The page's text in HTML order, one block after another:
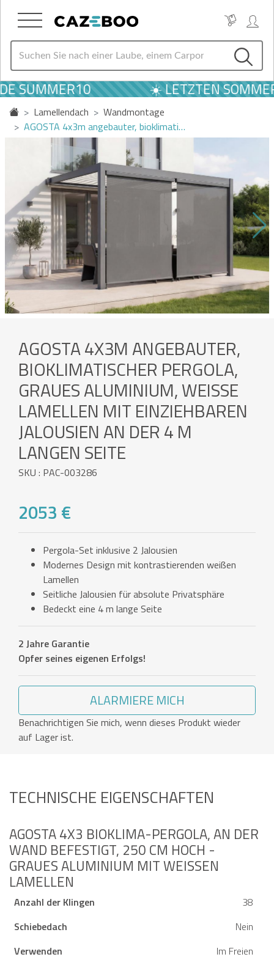
SUMMER10 ☀️ LETZTEN SOMMER
Lamellendach
Wandmontage
AGOSTA 4x3m angebauter, bioklimati…
AGOSTA 4X3M ANGEBAUTER,
BIOKLIMATISCHER PERGOLA,
GRAUES ALUMINIUM, WEISSE L
AMELLEN MIT EINZIEHBAREN J
ALOUSIEN AN DER 4 M L
ANGEN SEITE
SKU : PAC-003286
2053 €
Pergola-Set inklusive 2 Jalousien
Modernes Design mit kontrastierenden weißen
Lamellen
Seitliche Jalousien für absolute Privatsphäre
Bedeckt eine 4 m lange Seite
2 Jahre Garantie
Opfer seines eigenen Erfolgs!
ALARMIERE MICH
Benachrichtigen Sie mich, wenn dieses Produkt wieder
auf Lager ist.
TECHNISCHE EIGENSCHAFTEN
AGOSTA 4X3 BIOKLIMA-PERGOLA, AN DER
WAND BEFESTIGT, 250 CM HOCH -
GRAUES ALUMINIUM MIT WEISSEN L
AMELLEN
Anzahl der Klingen
38
Schiebedach
Nein
Verwenden
Im Freien